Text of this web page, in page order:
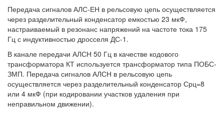
Передача сигналов АЛС-ЕН в рельсовую цепь осуществляется
через разделительный конденсатор емкостью 23 мкФ,
настраиваемый в резонанс напряжений на частоте тока 175
Гц с индуктивностью дросселя ДС-1.
В канале передачи АЛСН 50 Гц в качестве кодового
трансформатора КТ используется трансформатор типа ПОБС-
ЗМП. Передача сигналов АЛСН в рельсовую цепь
осуществляется через разделительный конденсатор Срц=8
или 4 мкФ (при кодировании участков удаления при
неправильном движении).